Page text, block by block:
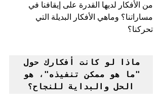
من الأفكار لديها القدرة على إيقافنا في
مساراتنا؟ وماهي الأفكار البديلة التي
تحركنا؟
الحل والبداية للنجاح؟